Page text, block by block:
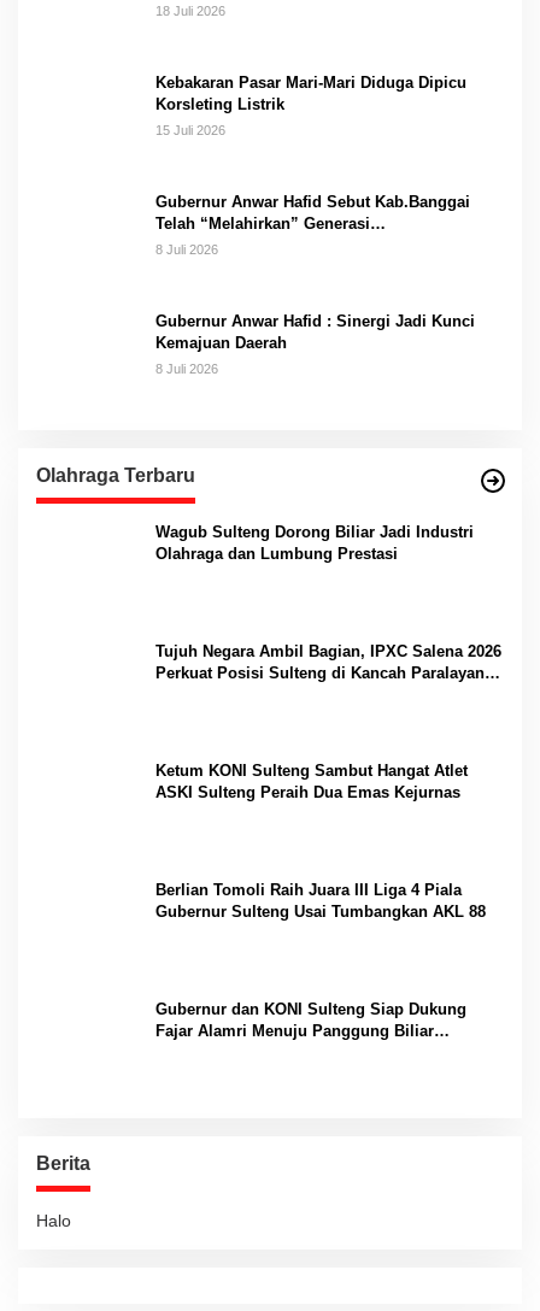
18 Juli 2026
Kebakaran Pasar Mari-Mari Diduga Dipicu
Korsleting Listrik
15 Juli 2026
Gubernur Anwar Hafid Sebut Kab.Banggai
Telah “Melahirkan” Generasi…
8 Juli 2026
Gubernur Anwar Hafid : Sinergi Jadi Kunci
Kemajuan Daerah
8 Juli 2026
Olahraga Terbaru
Wagub Sulteng Dorong Biliar Jadi Industri
Olahraga dan Lumbung Prestasi
Tujuh Negara Ambil Bagian, IPXC Salena 2026
Perkuat Posisi Sulteng di Kancah Paralayang
Ketum KONI Sulteng Sambut Hangat Atlet
ASKI Sulteng Peraih Dua Emas Kejurnas
Berlian Tomoli Raih Juara III Liga 4 Piala
Gubernur Sulteng Usai Tumbangkan AKL 88
Gubernur dan KONI Sulteng Siap Dukung
Fajar Alamri Menuju Panggung Biliar
Berita
Halo